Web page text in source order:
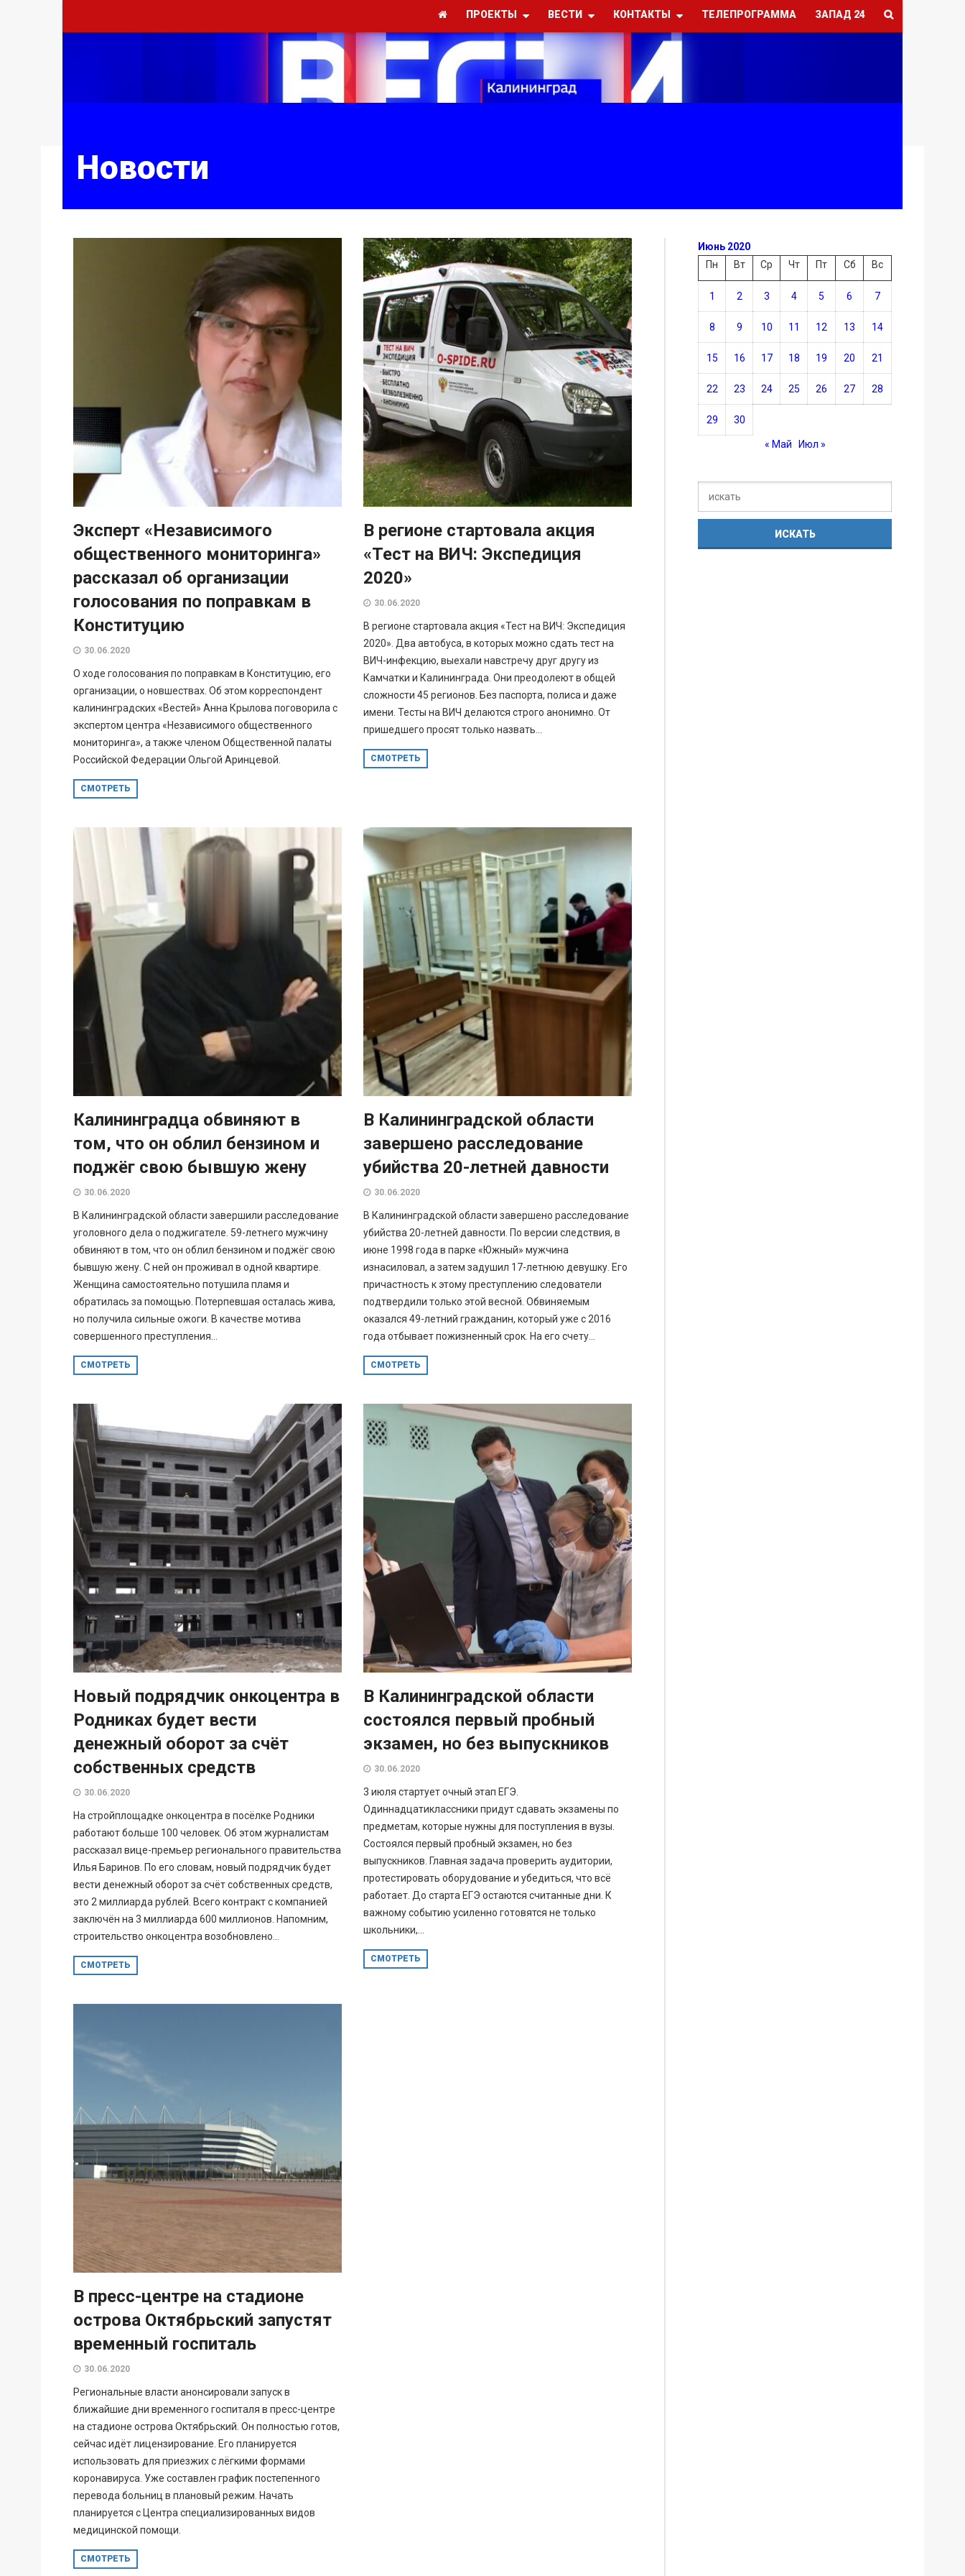
ПРОЕКТЫ ВЕСТИ КОНТАКТЫ ТЕЛЕПРОГРАММА ЗАПАД 24
Новости
Эксперт «Независимого
общественного мониторинга»
рассказал об организации
голосования по поправкам в
Конституцию
30.06.2020
О ходе голосования по поправкам в Конституцию, его
организации, о новшествах. Об этом корреспондент
калининградских «Вестей» Анна Крылова поговорила с
экспертом центра «Независимого общественного
мониторинга», а также членом Общественной палаты
Российской Федерации Ольгой Аринцевой.
СМОТРЕТЬ
В регионе стартовала акция
«Тест на ВИЧ: Экспедиция
2020»
30.06.2020
В регионе стартовала акция «Тест на ВИЧ: Экспедиция
2020». Два автобуса, в которых можно сдать тест на
ВИЧ-инфекцию, выехали навстречу друг другу из
Камчатки и Калининграда. Они преодолеют в общей
сложности 45 регионов. Без паспорта, полиса и даже
имени. Тесты на ВИЧ делаются строго анонимно. От
пришедшего просят только назвать...
СМОТРЕТЬ
Калининградца обвиняют в
том, что он облил бензином и
поджёг свою бывшую жену
30.06.2020
В Калининградской области завершили расследование
уголовного дела о поджигателе. 59-летнего мужчину
обвиняют в том, что он облил бензином и поджёг свою
бывшую жену. С ней он проживал в одной квартире.
Женщина самостоятельно потушила пламя и
обратилась за помощью. Потерпевшая осталась жива,
но получила сильные ожоги. В качестве мотива
совершенного преступления...
СМОТРЕТЬ
В Калининградской области
завершено расследование
убийства 20-летней давности
30.06.2020
В Калининградской области завершено расследование
убийства 20-летней давности. По версии следствия, в
июне 1998 года в парке «Южный» мужчина
изнасиловал, а затем задушил 17-летнюю девушку. Его
причастность к этому преступлению следователи
подтвердили только этой весной. Обвиняемым
оказался 49-летний гражданин, который уже с 2016
года отбывает пожизненный срок. На его счету...
СМОТРЕТЬ
Новый подрядчик онкоцентра в
Родниках будет вести
денежный оборот за счёт
собственных средств
30.06.2020
На стройплощадке онкоцентра в посёлке Родники
работают больше 100 человек. Об этом журналистам
рассказал вице-премьер регионального правительства
Илья Баринов. По его словам, новый подрядчик будет
вести денежный оборот за счёт собственных средств,
это 2 миллиарда рублей. Всего контракт с компанией
заключён на 3 миллиарда 600 миллионов. Напомним,
строительство онкоцентра возобновлено...
СМОТРЕТЬ
В Калининградской области
состоялся первый пробный
экзамен, но без выпускников
30.06.2020
3 июля стартует очный этап ЕГЭ.
Одиннадцатиклассники придут сдавать экзамены по
предметам, которые нужны для поступления в вузы.
Состоялся первый пробный экзамен, но без
выпускников. Главная задача проверить аудитории,
протестировать оборудование и убедиться, что всё
работает. До старта ЕГЭ остаются считанные дни. К
важному событию усиленно готовятся не только
школьники,...
СМОТРЕТЬ
В пресс-центре на стадионе
острова Октябрьский запустят
временный госпиталь
30.06.2020
Региональные власти анонсировали запуск в
ближайшие дни временного госпиталя в пресс-центре
на стадионе острова Октябрьский. Он полностью готов,
сейчас идёт лицензирование. Его планируется
использовать для приезжих с лёгкими формами
коронавируса. Уже составлен график постепенного
перевода больниц в плановый режим. Начать
планируется с Центра специализированных видов
медицинской помощи.
СМОТРЕТЬ
Июнь 2020
Пн
Вт Ср Чт Пт Сб Вс
1 2 3 4 5 6 7
8 9 10 11 12 13 14
15 16 17 18 19 20 21
22 23 24 25 26 27 28
29 30
« Май Июл »